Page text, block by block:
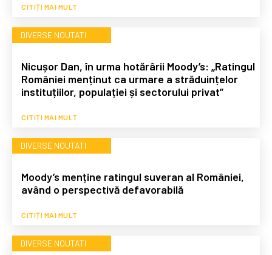
CITIȚI MAI MULT
DIVERSE NOUTATI
Nicușor Dan, în urma hotărârii Moody’s: „Ratingul
României menținut ca urmare a străduințelor
instituțiilor, populației și sectorului privat”
CITIȚI MAI MULT
DIVERSE NOUTATI
Moody’s menține ratingul suveran al României,
având o perspectivă defavorabilă
CITIȚI MAI MULT
DIVERSE NOUTATI